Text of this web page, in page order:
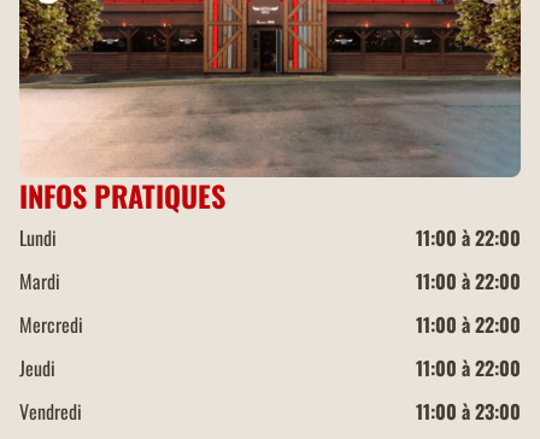
INFOS PRATIQUES
Lundi
11:00 à 22:00
Mardi
11:00 à 22:00
Mercredi
11:00 à 22:00
Jeudi
11:00 à 22:00
Vendredi
11:00 à 23:00